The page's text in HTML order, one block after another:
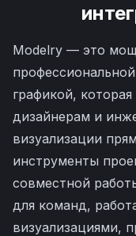
Modelry — это
графикой,
дизайнерам и
визуализации
инструменты
совместной
для команд,
визуализациями,